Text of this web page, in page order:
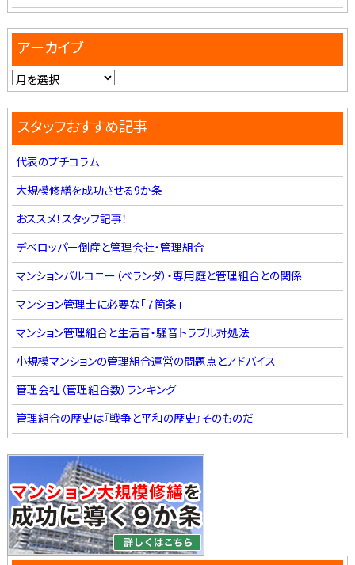
アーカイブ
スタッフおすすめ記事
代表のプチコラム
大規模修繕を成功させる9か条
おススメ！スタッフ記事！
デベロッパー倒産と管理会社・管理組合
マンションバルコニー（ベランダ）・専用庭と管理組合との関係
マンション管理士に必要な「７箇条」
マンション管理組合と生活音・騒音トラブル対処法
小規模マンションの管理組合運営の問題点とアドバイス
管理会社（管理組合数）ランキング
管理組合の歴史は『戦争と平和の歴史』そのものだ